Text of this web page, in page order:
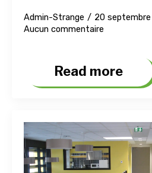
Admin-Strange
20
Aucun commentaire
Read more